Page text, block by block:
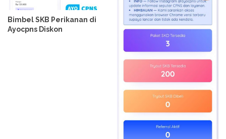
Bimbel SKB Perikanan di
Ayocpns Diskon